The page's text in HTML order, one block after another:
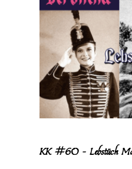
KK #60 – Lebstück